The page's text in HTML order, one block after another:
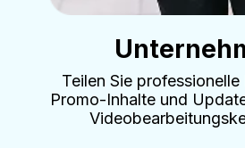
Teilen Sie
Promo-Inhalte und